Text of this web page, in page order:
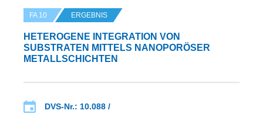
FA 10 ERGEBNIS
HETEROGENE INTEGRATION VON
SUBSTRATEN MITTELS NANOPORÖSER
METALLSCHICHTEN
DVS-Nr.: 10.088 /